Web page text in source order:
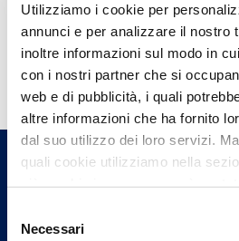
Utilizziamo i cookie per
annunci e per analizzare il nostro
inoltre informazioni sul modo in
con i nostri partner che si
web e di pubblicità, i quali
altre informazioni che ha fornito
dal suo utilizzo dei loro servizi.
quali cookie utilizziamo nella
più su chi siamo, come può
può trovare nel footer del sito
delNecessari
Hai bisogno di
informazioni?
Trova l'Agenzia più
un nostro Agente.
Contattaci